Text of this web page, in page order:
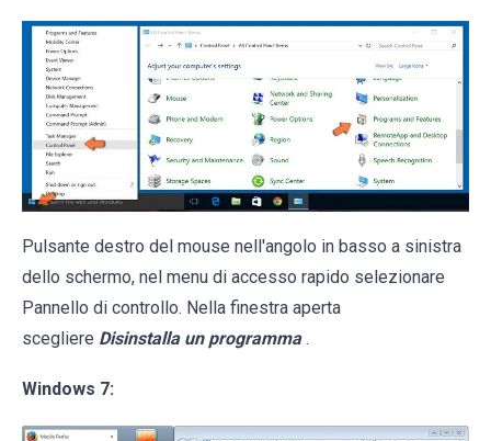
Pulsante destro del mouse nell'angolo in basso a sinistra
dello schermo, nel menu di accesso rapido selezionare
Pannello di controllo. Nella finestra aperta
scegliere Disinstalla un programma .
Windows 7: